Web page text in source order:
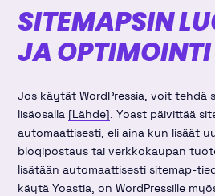
SITEMAPSIN
JA OPTIMOINTI
Jos käytät WordPressia, voit tehdä
lisäosalla [Lähde]. Yoast päivittää
automaattisesti, eli aina kun lisäät
blogipostaus tai verkkokaupan
lisätään automaattisesti sitemap-
käytä Yoastia, on WordPressille